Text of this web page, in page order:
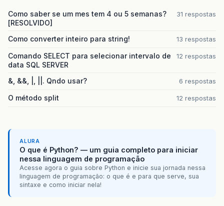
Como saber se um mes tem 4 ou 5 semanas?
[RESOLVIDO]
31 respostas
Como converter inteiro para string! 13 respostas
Comando SELECT para selecionar intervalo de
data SQL SERVER
12 respostas
&, &&, |, ||. Qndo usar? 6 respostas
O método split 12 respostas
ALURA
O que é Python? — um guia completo para iniciar
nessa linguagem de programação
Acesse agora o guia sobre Python e inicie sua jornada nessa
linguagem de programação: o que é e para que serve, sua
sintaxe e como iniciar nela!